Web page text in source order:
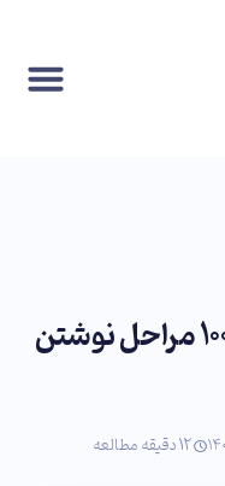
پروپوزال سئو(بررسی 0 تا 100 مراحل نوشتن
12 دقیقه مطالعه